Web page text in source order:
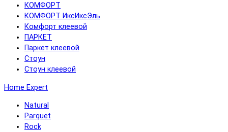
КОМФОРТ
КОМФОРТ ИксИксЭль
Комфорт клеевой
ПАРКЕТ
Паркет клеевой
Стоун
Стоун клеевой
Home Expert
Natural
Parquet
Rock